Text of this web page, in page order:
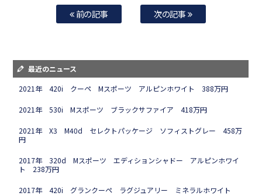
前の記事 次の記事
最近のニュース
2021年 420i クーペ Mスポーツ アルピンホワイト 388万円
2021年 530i Mスポーツ ブラックサファイア 418万円
2021年 X3 M40d セレクトパッケージ ソフィストグレー 458万
円
2017年 320d Mスポーツ エディションシャドー アルピンホワイ
ト 238万円
2017年 420i グランクーペ ラグジュアリー ミネラルホワイト